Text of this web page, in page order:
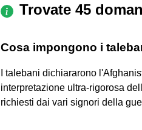
Trovate 45
Cosa impongono i
I talebani dichiararono
interpretazione ultra-rigorosa
richiesti dai vari signori della